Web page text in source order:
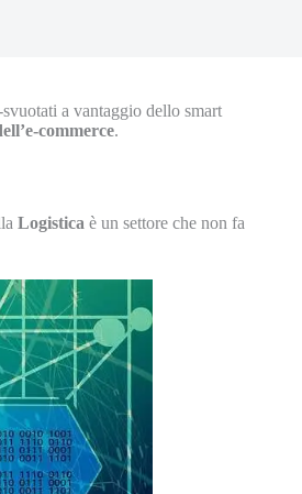
a vantaggio dello smart
commerce.
Logistica è un settore che non fa